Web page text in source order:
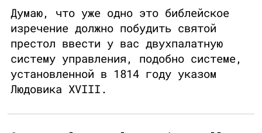
Думаю, что уже одно это библейское
изречение должно побудить святой
престол ввести у вас двухпалатную
систему управления, подобно системе,
установленной в 1814 году указом
Людовика XVIII.